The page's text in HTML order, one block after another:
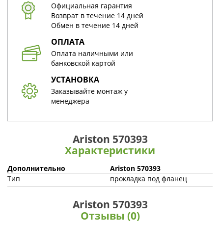
Официальная гарантия
Возврат в течение 14 дней
Обмен в течение 14 дней
ОПЛАТА
Оплата наличными или
банковской картой
УСТАНОВКА
Заказывайте монтаж у
менеджера
Ariston 570393
Характеристики
Дополнительно
Ariston 570393
Тип
прокладка под фланец
Ariston 570393
Отзывы (0)